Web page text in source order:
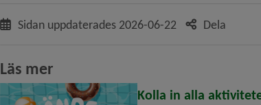
Sidan uppdaterades 2026-06-22 Dela
Läs mer
Kolla in alla